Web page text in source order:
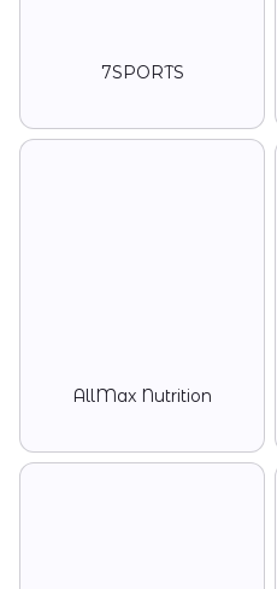
7SPORTS
AllMax Nutrition